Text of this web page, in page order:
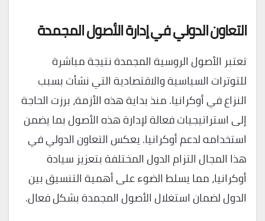
التعاون الدولي في إدارة الأصول المجمدة
تعتبر الأصول الروسية المجمدة نتيجة مباشرة
للتوترات السياسية والاقتصادية التي نشأت بسبب
النزاع في أوكرانيا. منذ بداية هذه الأزمة، برزت الحاجة
إلى استراتيجيات فعالة لإدارة هذه الأصول بما يضمن
استخدامه لدعم أوكرانيا. يعكس التعاون الدولي في
هذا المجال التزام الدول المختلفة بتعزيز سيادة
أوكرانيا، مما يسلط الضوء على أهمية التنسيق بين
الدول لضمان استغلال الأصول المجمدة بشكل فعال.